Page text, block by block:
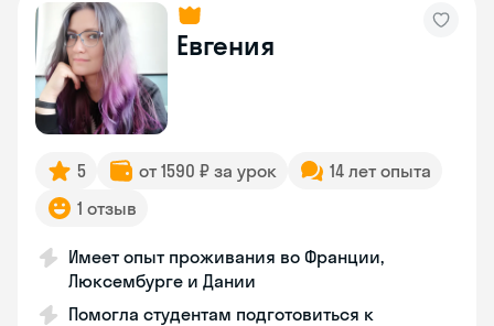
Евгения
5 от 1590 ₽ за урок
14 лет опыта
1 отзыв
Имеет опыт проживания во Франции,
Люксембурге и Дании
Помогла студентам подготовиться к